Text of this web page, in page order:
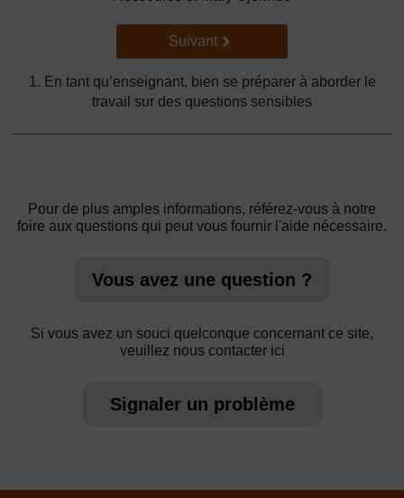
Suivant
Suivant
1. En tant qu’enseignant, bien se préparer à aborder le
travail sur des questions sensibles
Pour de plus amples informations, référez-vous à notre
foire aux questions qui peut vous fournir l'aide nécessaire.
Vous avez une question ?
Si vous avez un souci quelconque concernant ce site,
veuillez nous contacter ici
Signaler un problème